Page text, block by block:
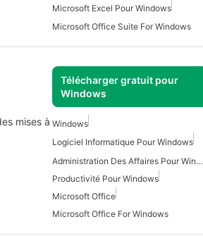
Microsoft Excel Pour Windows
Microsoft Office Suite For Windows
Télécharger gratuit pour
Windows
mises à Windows
Logiciel Informatique Pour Windows
Administration Des Affaires Pour Windows
Productivité Pour Windows
Microsoft Office
Microsoft Office For Windows